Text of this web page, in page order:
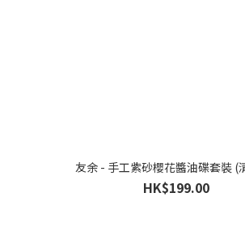
友余 - 手工紫砂櫻花醬油碟套裝 (
HK$199.00